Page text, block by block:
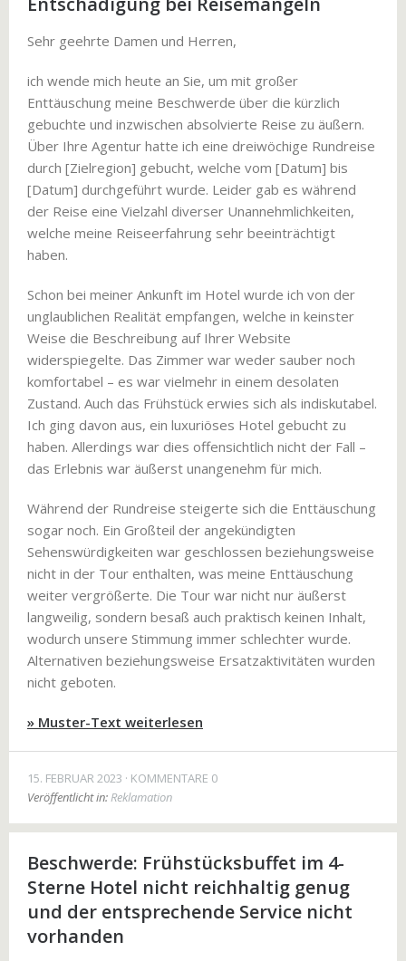
Sehr geehrte Damen und Herren,
ich wende mich heute an Sie, um mit großer
Enttäuschung meine Beschwerde über die kürzlich
gebuchte und inzwischen absolvierte Reise zu äußern.
Über Ihre Agentur hatte ich eine dreiwöchige Rundreise
durch [Zielregion] gebucht, welche vom [Datum] bis
[Datum] durchgeführt wurde. Leider gab es während
der Reise eine Vielzahl diverser Unannehmlichkeiten,
welche meine Reiseerfahrung sehr beeinträchtigt
haben.
Schon bei meiner Ankunft im Hotel wurde ich von der
unglaublichen Realität empfangen, welche in keinster
Weise die Beschreibung auf Ihrer Website
widerspiegelte. Das Zimmer war weder sauber noch
komfortabel – es war vielmehr in einem desolaten
Zustand. Auch das Frühstück erwies sich als indiskutabel.
Ich ging davon aus, ein luxuriöses Hotel gebucht zu
haben. Allerdings war dies offensichtlich nicht der Fall –
das Erlebnis war äußerst unangenehm für mich.
Während der Rundreise steigerte sich die Enttäuschung
sogar noch. Ein Großteil der angekündigten
Sehenswürdigkeiten war geschlossen beziehungsweise
nicht in der Tour enthalten, was meine Enttäuschung
weiter vergrößerte. Die Tour war nicht nur äußerst
langweilig, sondern besaß auch praktisch keinen Inhalt,
wodurch unsere Stimmung immer schlechter wurde.
Alternativen beziehungsweise Ersatzaktivitäten wurden
nicht geboten.
» Muster-Text weiterlesen
15. FEBRUAR 2023
KOMMENTARE 0
Veröffentlicht in:Reklamation
Beschwerde: Frühstücksbuffet im 4-
Sterne Hotel nicht reichhaltig genug
und der entsprechende Service nicht
vorhanden